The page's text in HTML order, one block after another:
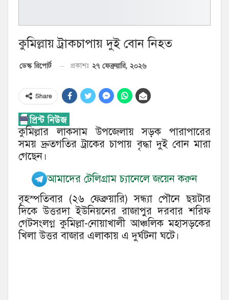
কুমিল্লায় ট্রাকচাপায় দুই বোন নিহত
ডেস্ক রিপোর্ট প্রকাশঃ ২৭ ফেব্রুয়ারি, ২০২৬
Share
কুমিল্লার লাকসাম উপজেলায় সড়ক পারাপারের
সময় দ্রুতগতির ট্রাকের চাপায় বৃদ্ধা দুই বোন মারা
গেছেন।
আমাদের টেলিগ্রাম চ্যানেলে জয়েন করুন
বৃহস্পতিবার (২৬ ফেব্রুয়ারি) সন্ধ্যা পৌনে ছয়টার
দিকে উত্তরদা ইউনিয়নের রাজাপুর দরবার শরিফ
গেটসংলগ্ন কুমিল্লা-নোয়াখালী আঞ্চলিক মহাসড়কের
খিলা উত্তর বাজার এলাকায় এ দুর্ঘটনা ঘটে।